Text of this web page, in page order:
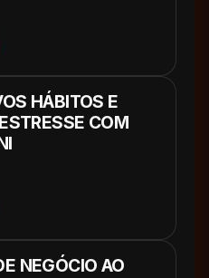
HÁBITOS E
COM
NEGÓCIO AO